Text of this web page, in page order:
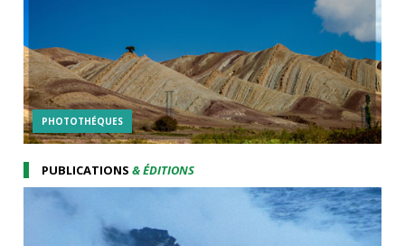
PHOTOTHÉQUES
PUBLICATIONS& ÉDITIONS